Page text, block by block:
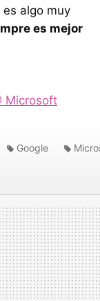
algo muy
es mejor
Microsoft
Google